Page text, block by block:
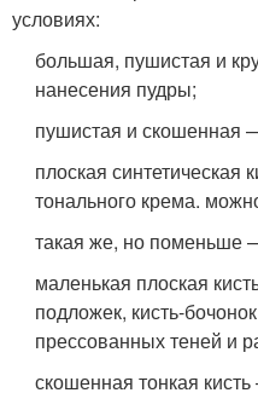
условиях:
большая, пушистая и
нанесения пудры;
пушистая и скошенная
плоская синтетическая
тонального крема.
такая же, но поменьше
маленькая плоская
подложек, кисть-
прессованных теней и
скошенная тонкая